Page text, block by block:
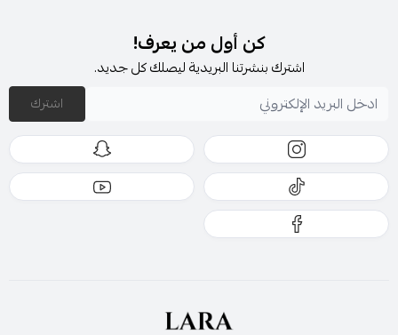
كن أول من يعرف!
اشترك بنشرتنا البريدية ليصلك كل جديد.
اشترك